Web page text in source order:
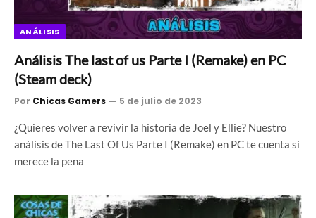
ANÁLISIS
Análisis The last of us Parte I (Remake) en PC
(Steam deck)
Por Chicas Gamers 5 de julio de 2023
¿Quieres volver a revivir la historia de Joel y Ellie? Nuestro
análisis de The Last Of Us Parte I (Remake) en PC te cuenta si
merece la pena